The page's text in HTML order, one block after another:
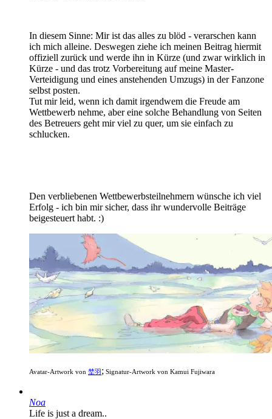
In diesem Sinne: Mir ist das alles zu blöd - verarschen kann
ich mich alleine. Deswegen ziehe ich meinen Beitrag hiermit
offiziell zurück und werde ihn in Kürze (und zwar wirklich in
Kürze - und das trotz Vorbereitung auf meine Master-
Verteidigung und eines anstehenden Umzugs) in der Fanzone
selbst posten.
Tut mir leid, wenn ich damit irgendwem die Freude am
Wettbewerb nehme, aber eine solche Behandlung von Seiten
des Betreuers geht mir viel zu quer, um sie einfach zu
schlucken.
Den verbliebenen Wettbewerbsteilnehmern wünsche ich viel
Erfolg - ich bin mir sicher, dass ihr wundervolle Beiträge
beigesteuert habt. :)
Avatar-Artwork von 埜羽 ; Signatur-Artwork von Kamui Fujiwara
Noa
Life is just a dream..